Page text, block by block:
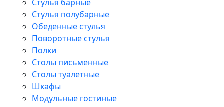
Стулья барные
Стулья полубарные
Обеденные стулья
Поворотные стулья
Полки
Столы письменные
Столы туалетные
Шкафы
Модульные гостиные